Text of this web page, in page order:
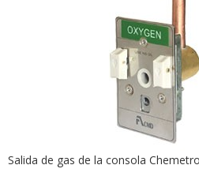
Salida de gas de la consola